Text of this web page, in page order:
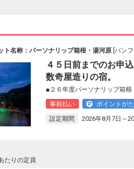
ト名称：パーソナリップ箱根・湯河原 [パン
４５日前までのお申
数奇屋造りの宿。
■２６年度パーソナリップ箱
事前払い
ポイントが
設定期間
2026年8月7日～
たりの定員